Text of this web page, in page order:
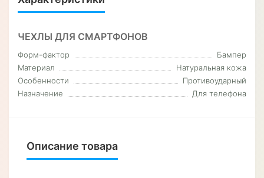
ЧЕХЛЫ ДЛЯ СМАРТФОНОВ
Форм-фактор
Бампер
Материал
Натуральная кожа
Особенности
Противоударный
Назначение
Для телефона
Описание товара